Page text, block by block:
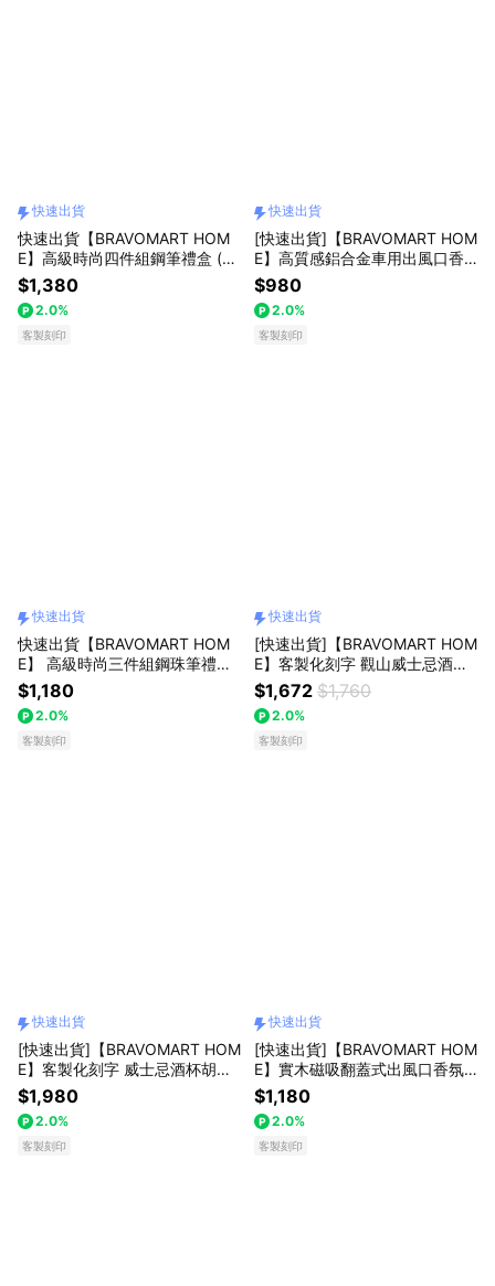
快速出貨
快速出貨【BRAVOMART HOM
E】高級時尚四件組鋼筆禮盒 (附
贈禮盒提袋) 客製化刻字 生日禮
物 送禮推薦 男生禮物 巨蟹座 禮
物獨家 新品上市 商務送禮 升遷
禮物 企業送禮 獅子座
$1,380
2.0%
客製刻印
快速出貨
[快速出貨]【BRAVOMART HOM
E】高質感鋁合金車用出風口香
薰 客製化刻字 生日禮物 送禮推
薦 男生禮物 巨蟹座 禮物獨家 新
品上市 商務送禮 上班族禮物 父
親節禮物
$980
2.0%
客製刻印
快速出貨
快速出貨【BRAVOMART HOM
E】 高級時尚三件組鋼珠筆禮盒
(附贈禮盒提袋) 客製化刻字 生日
禮物 送禮推薦 男生禮物 巨蟹座
禮物獨家 新品上市 商務送禮 升
遷禮物 獅子座
$1,180
2.0%
客製刻印
快速出貨
[快速出貨]【BRAVOMART HOM
E】客製化刻字 觀山威士忌酒杯
- 2入組 300ml 男生禮物 升遷禮
商務送禮 巨蟹座 禮物獨家 新品
上市 升遷禮物 送給長輩 入厝禮
生日禮物 獅子座
$1,672 $1,760
2.0%
客製刻印
快速出貨
[快速出貨]【BRAVOMART HOM
E】客製化刻字 威士忌酒杯胡桃
木盒套裝 男生禮物 升遷禮 商務
送禮 巨蟹座 禮物獨家 新品上市
升遷禮物 送給長輩 入厝禮 生日
禮物 獅子座
$1,980
2.0%
客製刻印
快速出貨
[快速出貨]【BRAVOMART HOM
E】實木磁吸翻蓋式出風口香氛
夾+精油10ML 客製化刻字 生日
禮物 送禮推薦 男生禮物 禮物獨
家 新品上市 商務送禮 上班族禮
物 巨蟹座 獅子座
$1,180
2.0%
客製刻印